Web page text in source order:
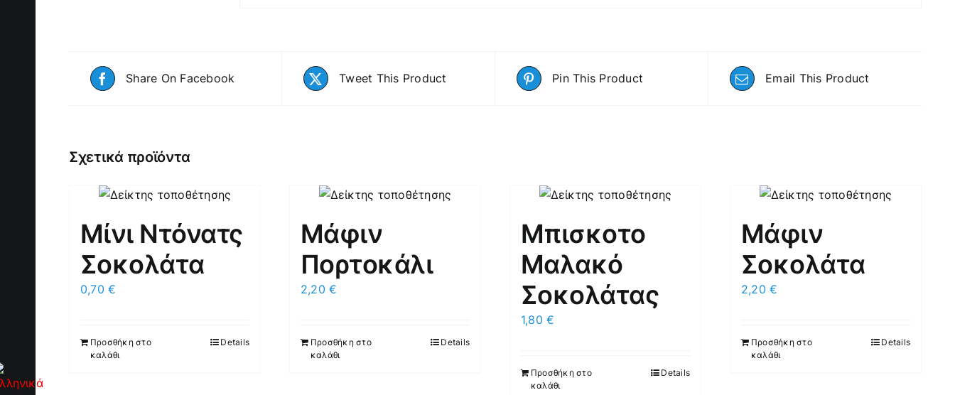
Share On Facebook Tweet This Product Pin This Product Email This Product
Σχετικά προϊόντα
Μίνι Ντόνατς
Σοκολάτα
0,70€
Προσθήκη στο
καλάθι
Details
Μάφιν
Πορτοκάλι
2,20€
Προσθήκη στο
καλάθι
Details
Μπισκοτο
Μαλακό
Σοκολάτας
1,80€
Προσθήκη στο
καλάθι
Details
Μάφιν
Σοκολάτα
2,20€
Προσθήκη στο
καλάθι
Details